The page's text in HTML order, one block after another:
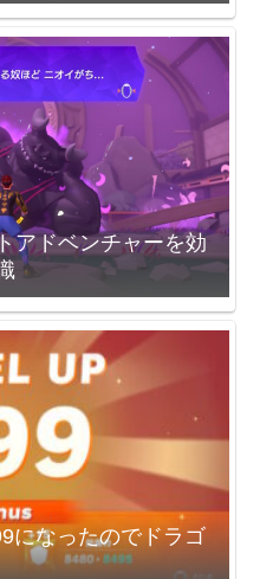
アドベンチャーを効
になったのでドラゴ